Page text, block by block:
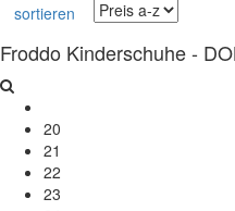
sortieren
Froddo Kinderschuhe -
20
21
22
23